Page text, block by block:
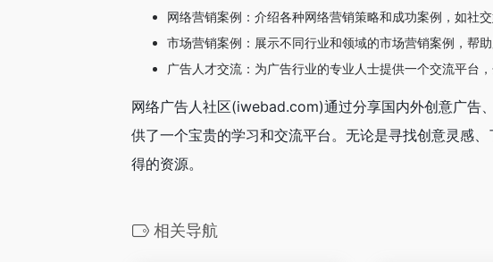
网络营销案例：介绍各种网络营销策略和成功案例，如社
市场营销案例：展示不同行业和领域的市场营销案例，帮
广告人才交流：为广告行业的专业人士提供一个交流平台
网络广告人社区(iwebad.com)通过分享国内外创意广告
供了一个宝贵的学习和交流平台。无论是寻找创意灵感
得的资源。
相关导航